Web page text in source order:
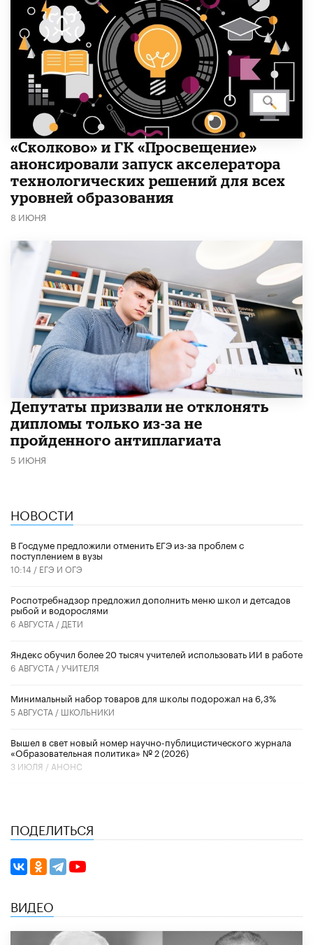
«Сколково» и ГК «Просвещение»
анонсировали запуск акселератора
технологических решений для всех
уровней образования
8 ИЮНЯ
Депутаты призвали не отклонять
дипломы только из-за не
пройденного антиплагиата
5 ИЮНЯ
НОВОСТИ
В Госдуме предложили отменить ЕГЭ из-за проблем с
поступлением в вузы
10:14 / ЕГЭ И ОГЭ
Роспотребнадзор предложил дополнить меню школ и детсадов
рыбой и водорослями
6 АВГУСТА / ДЕТИ
​Яндекс обучил более 20 тысяч учителей использовать ИИ в работе
6 АВГУСТА /УЧИТЕЛЯ
Минимальный набор товаров для школы подорожал на 6,3%
5 АВГУСТА / ШКОЛЬНИКИ
Вышел в свет новый номер научно-публицистического журнала
«Образовательная политика» № 2 (2026)
3 ИЮЛЯ / АНОНС
ПОДЕЛИТЬСЯ
ВИДЕО